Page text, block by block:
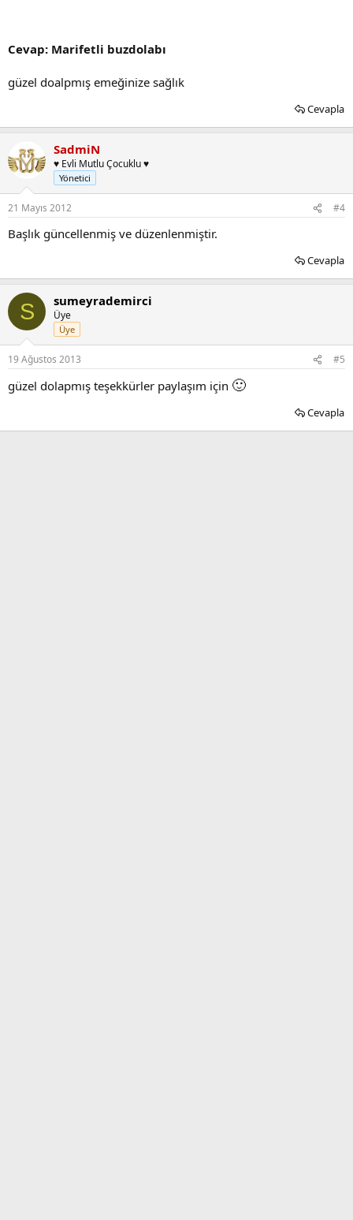
Cevap: Marifetli buzdolabı
güzel doalpmış emeğinize sağlık
Cevapla
SadmiN
♥ Evli Mutlu Çocuklu ♥
Yönetici
21 Mayıs 2012 #4
Başlık güncellenmiş ve düzenlenmiştir.
Cevapla
S sumeyrademirci
Üye
Üye
19 Ağustos 2013 #5
güzel dolapmış teşekkürler paylaşım için 🙂
Cevapla